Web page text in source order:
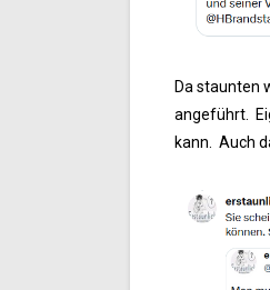
Da staunten
angeführt.
kann. Auch